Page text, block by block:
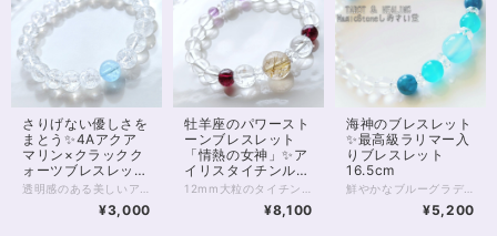
さりげない優しさを
まとう✨4Aアクア
マリン×クラックク
ォーツブレスレット
15cm
¥3,000
牡羊座のパワースト
ーンブレスレット
「情熱の女神」✨ア
イリスタイチンルチ
ルクォーツ＆ガーネ
¥8,100
海神のブレスレット
✨最高級ラリマー入
りブレスレット
16.5cm
¥5,200